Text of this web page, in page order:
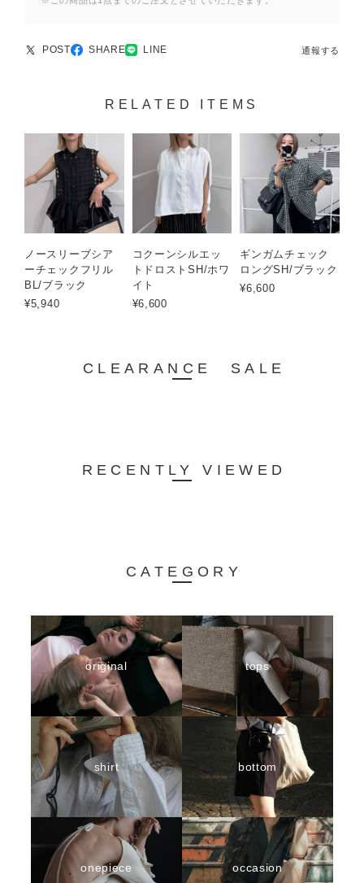
POST SHARE LINE 通報する
RELATED ITEMS
ノースリーブシア
ーチェックフリル
BL/ブラック
¥5,940
コクーンシルエッ
トドロストSH/ホワ
イト
¥6,600
ギンガムチェック
ロングSH/ブラック
¥6,600
CLEARANCE SALE
RECENTLY VIEWED
CATEGORY
original tops
shirt bottom
onepiece occasion